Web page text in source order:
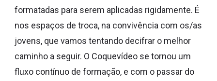
formatadas para serem aplicadas rigidamente. É
nos espaços de troca, na convivência com os/as
jovens, que vamos tentando decifrar o melhor
caminho a seguir. O Coquevídeo se tornou um
fluxo contínuo de formação, e com o passar do